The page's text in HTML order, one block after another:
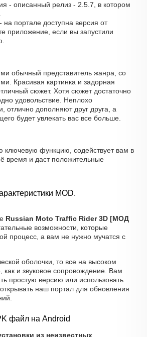
- описанный релиз - 2.5.7, в котором
портале доступна версия от
приложение, если вы запустили
обычный представитель жанра, со
Красивая картинка и задорная
сюжет. Хотя сюжет достаточно
удовольствие. Неплохо
отлично дополняют друг друга, а
будет увлекать вас все больше.
ключевую функцию, содействует вам в
время и даст положительные
MOD.
Russian Moto Traffic Rider 3D [МОД
возможности, которые
процесс, а вам не нужно мучатся с
оболочки, то все на высоком
как и звуковое сопровождение. Вам
простую версию или использовать
наш портал для обновления
файл на Android
из неизвестных